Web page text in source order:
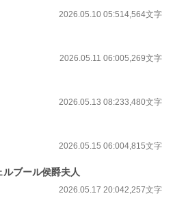
2026.05.10 05:514,564文字
2026.05.11 06:005,269文字
2026.05.13 08:233,480文字
2026.05.15 06:004,815文字
ブール侯爵夫人
2026.05.17 20:042,257文字